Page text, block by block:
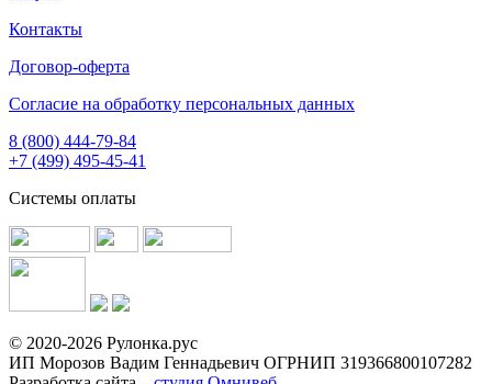
Контакты
Договор-оферта
Согласие на обработку персональных данных
8 (800) 444-79-84
+7 (499) 495-45-41
Системы оплаты
© 2020-2026 Рулонка.рус
ИП Морозов Вадим Геннадьевич ОГРНИП 319366800107282